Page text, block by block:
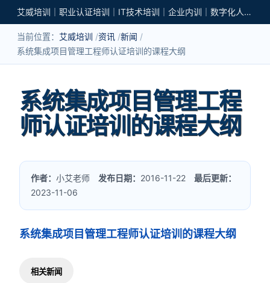
艾威培训｜职业认证培训｜IT技术培训｜企业内训｜数字化人才培养
当前位置： 艾威培训 资讯 新闻
系统集成项目管理工程师认证培训的课程大纲
系统集成项目管理工程
师认证培训的课程大纲
作者：小艾老师 发布日期： 2016-11-22最后更新：
2023-11-06
系统集成项目管理工程师认证培训的课程大纲
相关新闻